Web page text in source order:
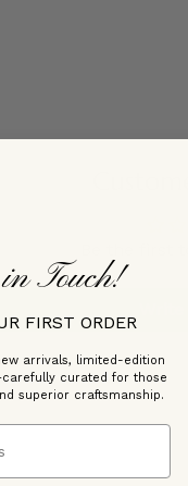
Be the first
Touch!
FIRST ORDER
arrivals, limited-edition
curated for those
superior craftsmanship.